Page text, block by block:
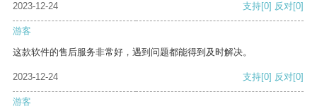
2023-12-24 支持[0] 反对[0]
游客
这款软件的售后服务非常好，遇到问题都能得到及时解决。
2023-12-24 支持[0] 反对[0]
游客